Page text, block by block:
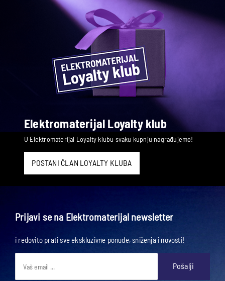
Elektromaterijal Loyalty klub
U Elektromaterijal Loyalty klubu svaku kupnju nagrađujemo!
POSTANI ČLAN LOYALTY KLUBA
Prijavi se na Elektromaterijal newsletter
i redovito prati sve ekskluzivne ponude, sniženja i novosti!
Pošalji